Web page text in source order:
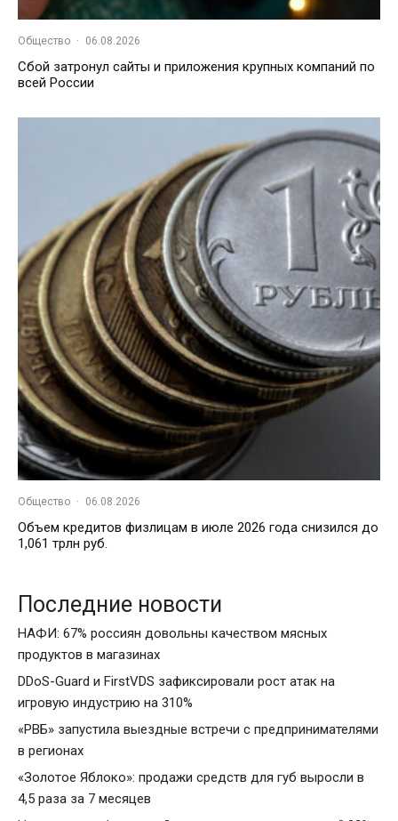
Общество · 06.08.2026
Сбой затронул сайты и приложения крупных компаний по
всей России
Общество · 06.08.2026
Объем кредитов физлицам в июле 2026 года снизился до
1,061 трлн руб.
Последние новости
НАФИ: 67% россиян довольны качеством мясных
продуктов в магазинах
DDoS-Guard и FirstVDS зафиксировали рост атак на
игровую индустрию на 310%
«РВБ» запустила выездные встречи с предпринимателями
в регионах
«Золотое Яблоко»: продажи средств для губ выросли в
4,5 раза за 7 месяцев